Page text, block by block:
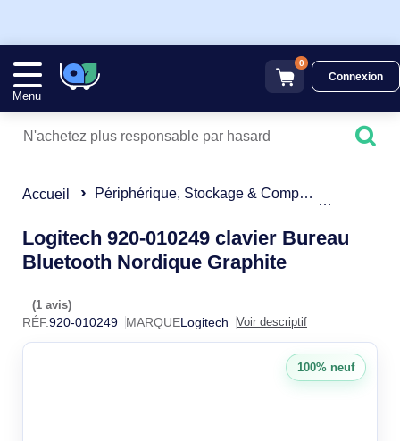
Menu
0
Connexion
Accueil Périphérique, Stockage & Composant
Logitech 920-010249 clavier Bureau
Bluetooth Nordique Graphite920-010249
(1 avis)
RÉF.920-010249 MARQUELogitech Voir descriptif
100% neuf